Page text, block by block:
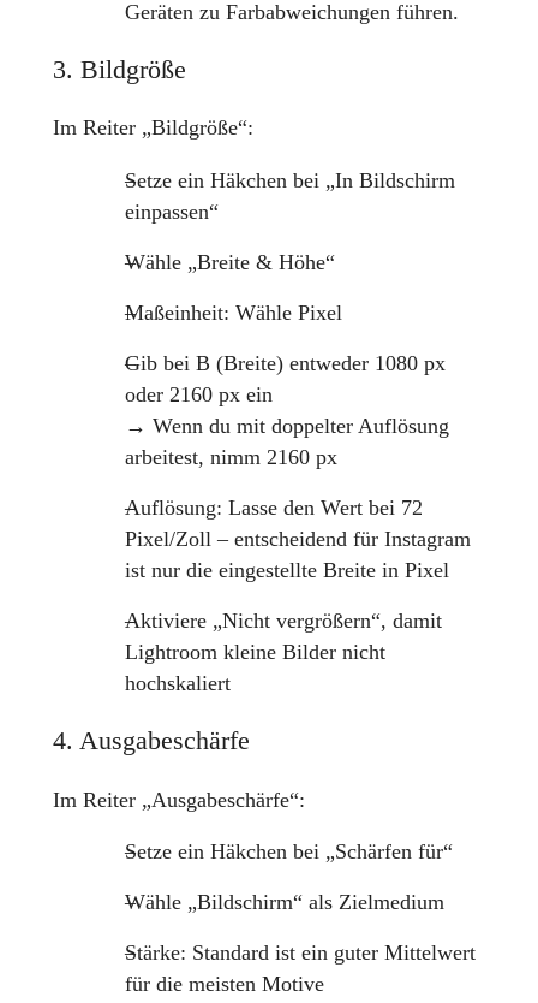
Geräten zu Farbabweichungen führen.
3. Bildgröße
Im Reiter „Bildgröße“:
Setze ein Häkchen bei „In Bildschirm
einpassen“
Wähle „Breite & Höhe“
Maßeinheit: Wähle Pixel
Gib bei B (Breite) entweder 1080 px
oder 2160 px ein
→ Wenn du mit doppelter Auflösung
arbeitest, nimm 2160 px
Auflösung: Lasse den Wert bei 72
Pixel/Zoll – entscheidend für Instagram
ist nur die eingestellte Breite in Pixel
Aktiviere „Nicht vergrößern“, damit
Lightroom kleine Bilder nicht
hochskaliert
4. Ausgabeschärfe
Im Reiter „Ausgabeschärfe“:
Setze ein Häkchen bei „Schärfen für“
Wähle „Bildschirm“ als Zielmedium
Stärke: Standard ist ein guter Mittelwert
für die meisten Motive